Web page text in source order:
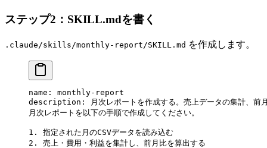
ステップ2：SKILL.mdを書く
.claude/skills/monthly-report/SKILL.md を作成します。
name: monthly-report
description: 月次レポートを作成する。売上データの集計、前月
月次レポートを以下の手順で作成してください。
1.
指定された月のCSVデータを読み込む
2.
売上・費用・利益を集計し、前月比を算出する